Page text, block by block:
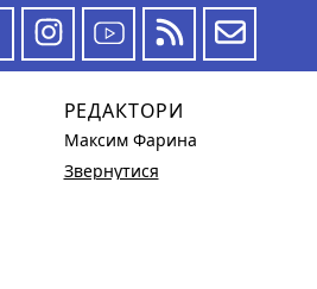
РЕДАКТОРИ
Максим Фарина
Звернутися